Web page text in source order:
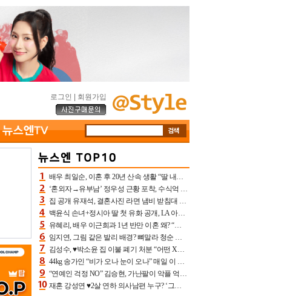
로그인 회원가입
배우 최일순, 이혼 후 20년 산속 생활 “딸 내가 버렸다고 원망‥맘 아파”(특종)[어제TV]
‘혼외자→유부남’ 정우성 근황 포착, 수식억 해킹 피해 후배 만났다 “존경하는”
집 공개 유재석, 결혼사진 라면 냄비 받침대 되고 분노‥가족사진도 피해(놀뭐)[어제TV]
백윤식 손녀+정시아 딸 첫 유화 공개, LA 아트쇼→서울국제조각페스타 작가다운 수준급 실력
유혜리, 배우 이근희과 1년 반만 이혼 왜? “식칼 꽂고 의자 던져” 충격 폭로(특종)[어제TV]
임지연, 그림 같은 발리 배경? 뼈말라 청순 비키니 핏에 상대 안 되네
김성수, ♥박소윤 집 이불 폐기 처분 “어떤 X이랑 썼을지 몰라” 질투(신랑수업2)[어제TV]
44kg 송가인 “비가 오나 눈이 오나” 매일 이 운동, 허벅지 근육량 상승+체지방 감소
“연예인 걱정 NO” 김승현, 가난팔이 악플 억울할만‥아내+딸과 日 여행
재혼 강성연 ♥2살 연하 의사남편 누구? ‘그알’ 자문의에 훈남 비주얼 초엘리트 스펙 [종합]